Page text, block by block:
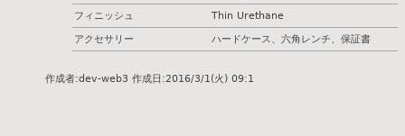
フィニッシュ
Thin Urethane
アクセサリー
ハードケース、六角レンチ、保証書
作成者:dev-web3 作成日:2016/3/1(火) 09:1